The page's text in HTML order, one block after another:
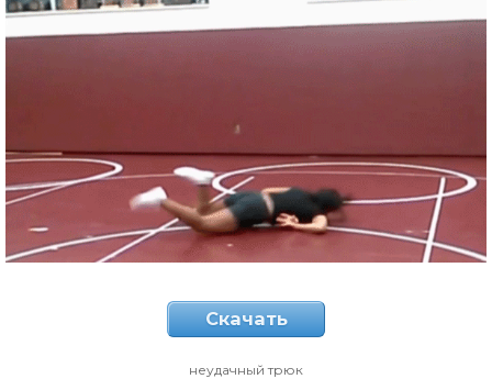
Скачать
неудачный трюк